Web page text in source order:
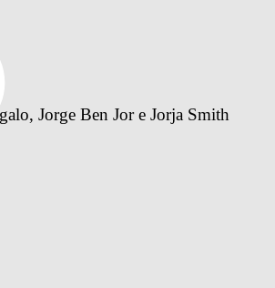
Jorge Ben Jor e Jorja Smith